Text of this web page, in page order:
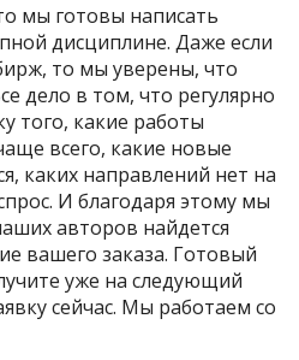
мы готовы написать
дисциплине. Даже если
то мы уверены, что
дело в том, что регулярно
того, какие работы
всего, какие новые
каких направлений нет на
И благодаря этому мы
авторов найдется
вашего заказа. Готовый
уже на следующий
сейчас. Мы работаем со